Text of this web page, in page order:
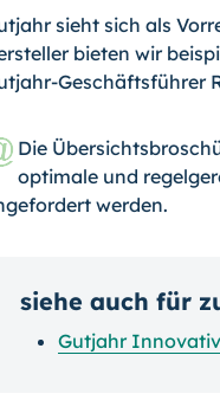
sieht sich als
bieten wir
Geschäftsführer
Die
optimale und
werden.
siehe auch für
Gutjahr